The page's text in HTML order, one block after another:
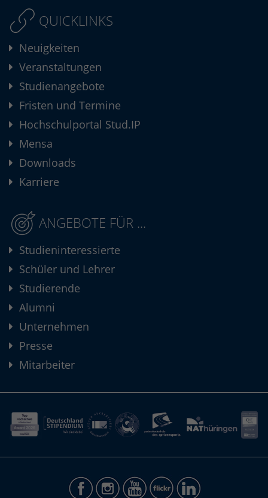
QUICKLINKS
Neuigkeiten
Veranstaltungen
Studienangebote
Fristen und Termine
Hochschulportal Stud.IP
Mensa
Downloads
Karriere
ANGEBOTE FÜR ...
Studieninteressierte
Schüler und Lehrer
Studierende
Alumni
Unternehmen
Presse
Mitarbeiter